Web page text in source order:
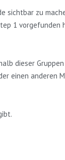
zu
1
dieser
einen anderen